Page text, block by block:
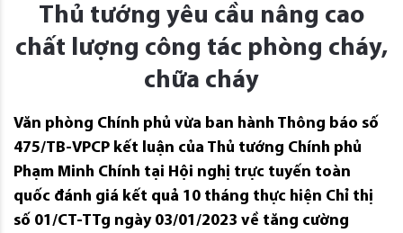
Thủ tướng yêu cầu nâng cao
chất lượng công tác phòng cháy,
chữa cháy
Văn phòng Chính phủ vừa ban hành Thông báo số
475/TB-VPCP kết luận của Thủ tướng Chính phủ
Phạm Minh Chính tại Hội nghị trực tuyến toàn
quốc đánh giá kết quả 10 tháng thực hiện Chỉ thị
số 01/CT-TTg ngày 03/01/2023 về tăng cường